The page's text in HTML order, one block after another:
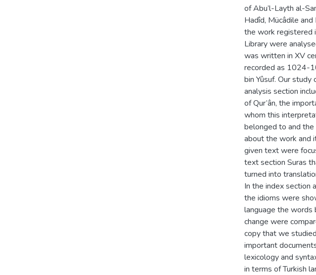
of Abu’l-Layth al-
Hadîd, Mücâdile
the work registered
Library were
was written in XV
recorded as 1024-
bin Yûsuf. Our
analysis section
of Qur’ân, the
whom this
belonged to and
about the work and
given text were
text section Suras
turned into
In the index section
the idioms were
language the
change were
copy that we
important
lexicology and
in terms of Turkish